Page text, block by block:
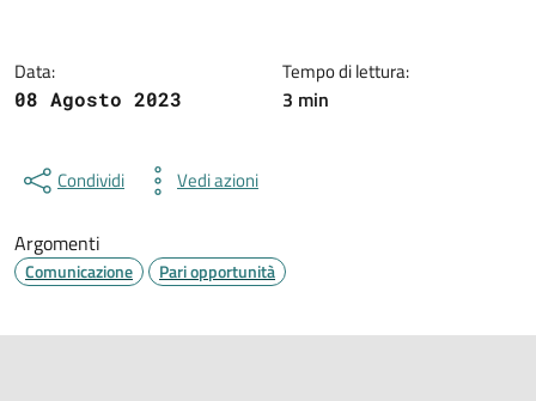
Data:
08 Agosto 2023
Tempo di lettura:
3 min
Condividi Vedi azioni
Argomenti
Comunicazione Pari opportunità